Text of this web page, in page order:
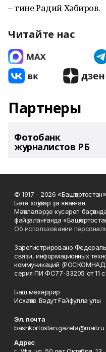
– тине Радий Хәбиров.
Читайте нас
Партнеры
Фотобанк
журналистов РБ
© 1917 - 2026
Бөтә хоҡуҡтар ҙа яҡланған.
Мәҡәләләрҙе күсереп
файҙаланғанда
Об использовании
Зарегистрировано
связи, информационных
коммуникаций
серия ПИ ФС77-33205 от 11
Баш мөхәррир
Исхаҡов Вәдүт Ғәйфулла улы
Эл. почта
bashkortostan.gazeta@mail.ru
Адрес